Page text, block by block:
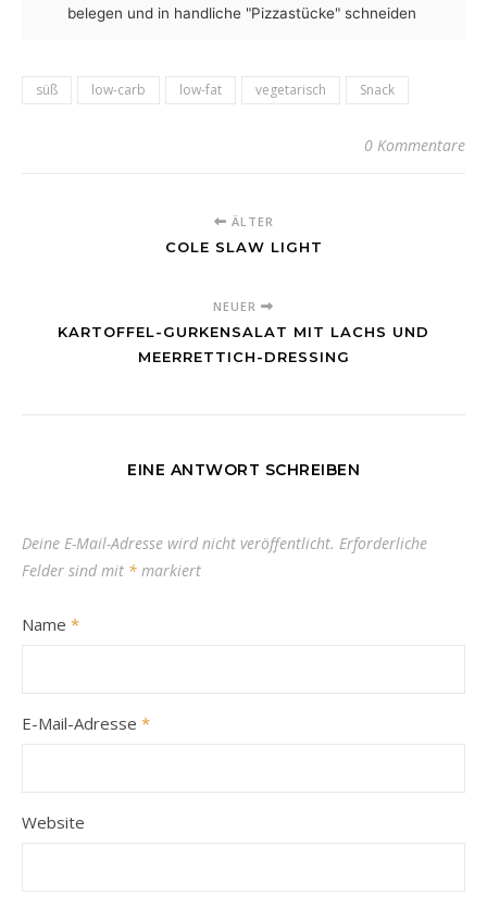
belegen und in handliche "Pizzastücke" schneiden
süß low-carb low-fat vegetarisch Snack
0 Kommentare
ÄLTER
COLE SLAW LIGHT
NEUER
KARTOFFEL-GURKENSALAT MIT LACHS UND
MEERRETTICH-DRESSING
EINE ANTWORT SCHREIBEN
Deine E-Mail-Adresse wird nicht veröffentlicht. Erforderliche
Felder sind mit * markiert
Name *
E-Mail-Adresse *
Website